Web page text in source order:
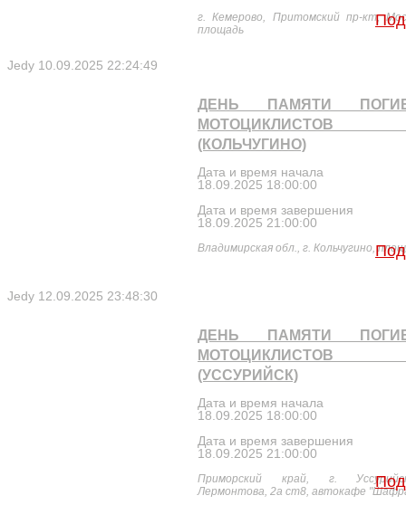
г. Кемерово, Притомский пр-кт,
площадь
Jedy 10.09.2025 22:24:49
ДЕНЬ ПАМЯТИ
МОТОЦИКЛИСТОВ
(КОЛЬЧУГИНО)
Дата и время начала
18.09.2025 18:00:00
Дата и время завершения
18.09.2025 21:00:00
Владимирская обл., г. Кольчугино,
Jedy 12.09.2025 23:48:30
ДЕНЬ ПАМЯТИ
МОТОЦИКЛИСТОВ
(УССУРИЙСК)
Дата и время начала
18.09.2025 18:00:00
Дата и время завершения
18.09.2025 21:00:00
Приморский край, г.
Лермонтова, 2а ст8, автокафе